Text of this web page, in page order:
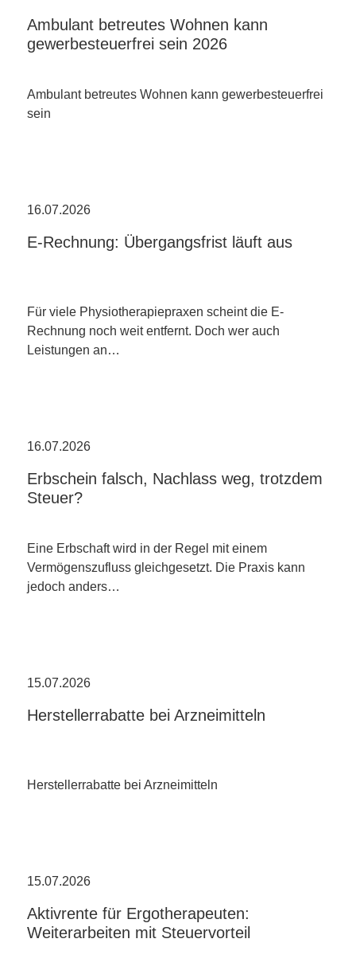
Ambulant betreutes Wohnen kann
gewerbesteuerfrei sein 2026
Ambulant betreutes Wohnen kann gewerbesteuerfrei
sein
16.07.2026
E-Rechnung: Übergangsfrist läuft aus
Für viele Physiotherapiepraxen scheint die E-
Rechnung noch weit entfernt. Doch wer auch
Leistungen an…
16.07.2026
Erbschein falsch, Nachlass weg, trotzdem
Steuer?
Eine Erbschaft wird in der Regel mit einem
Vermögenszufluss gleichgesetzt. Die Praxis kann
jedoch anders…
15.07.2026
Herstellerrabatte bei Arzneimitteln
Herstellerrabatte bei Arzneimitteln
15.07.2026
Aktivrente für Ergotherapeuten:
Weiterarbeiten mit Steuervorteil